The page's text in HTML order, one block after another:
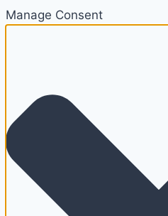
Manage Consent